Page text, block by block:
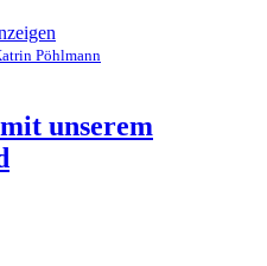
Pöhlmann
unserem